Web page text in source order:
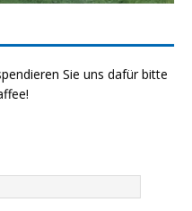
Sie uns dafür bitte